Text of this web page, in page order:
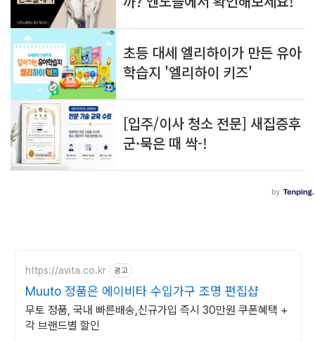
https://avita.co.kr 광고
Muuto 정품은 에이비타 수입가구 조명 편집샵
무토 정품, 국내 빠른배송,신규가입 즉시 30만원 쿠폰혜택 +
각 브랜드별 할인